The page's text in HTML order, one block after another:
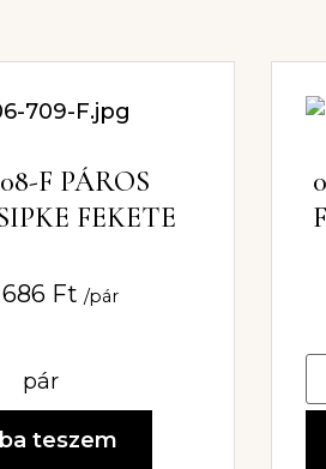
F PÁROS
FEKETE
Ft /pár
pár
teszem